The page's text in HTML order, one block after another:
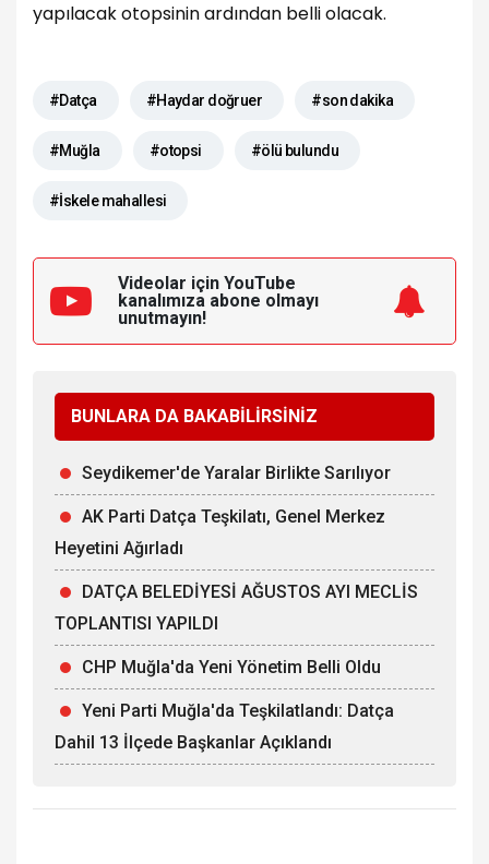
yapılacak otopsinin ardından belli olacak.
#Datça #Haydar doğruer #son dakika
#Muğla #otopsi #ölü bulundu
#İskele mahallesi
Videolar için YouTube
kanalımıza abone olmayı
unutmayın!
BUNLARA DA BAKABİLİRSİNİZ
Seydikemer'de Yaralar Birlikte Sarılıyor
AK Parti Datça Teşkilatı, Genel Merkez
Heyetini Ağırladı
DATÇA BELEDİYESİ AĞUSTOS AYI MECLİS
TOPLANTISI YAPILDI
CHP Muğla'da Yeni Yönetim Belli Oldu
Yeni Parti Muğla'da Teşkilatlandı: Datça
Dahil 13 İlçede Başkanlar Açıklandı